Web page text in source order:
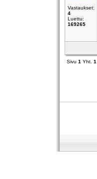
Vastaukset:
4
Luettu:
169265
Sivu 1 Yht. 1